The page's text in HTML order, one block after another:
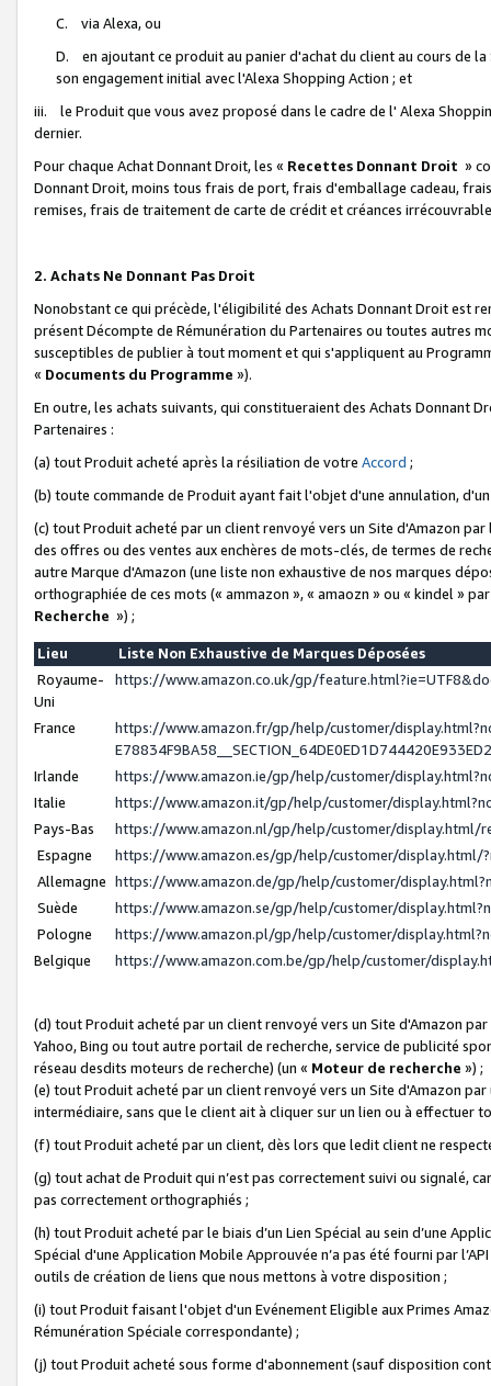
C. via Alexa, ou
D. en ajoutant ce produit au panier d'achat du client au cours de
son engagement initial avec l'Alexa Shopping Action ; et
iii. le Produit que vous avez proposé dans le cadre de l' Alexa
dernier.
Pour chaque Achat Donnant Droit, les « Recettes Donnant Droit »
Donnant Droit, moins tous frais de port, frais d'emballage cadeau,
remises, frais de traitement de carte de crédit et créances
2. Achats Ne Donnant Pas Droit
Nonobstant ce qui précède, l'éligibilité des Achats Donnant Droit est
présent Décompte de Rémunération du Partenaires ou toutes autres
susceptibles de publier à tout moment et qui s'appliquent au
« Documents du Programme »).
En outre, les achats suivants, qui constitueraient des Achats Donnant
Partenaires :
(a) tout Produit acheté après la résiliation de votre Accord ;
(b) toute commande de Produit ayant fait l'objet d'une annulation,
(c) tout Produit acheté par un client renvoyé vers un Site d'Amazon
des offres ou des ventes aux enchères de mots-clés, de termes de
autre Marque d'Amazon (une liste non exhaustive de nos marques
orthographiée de ces mots (« ammazon », « amaozn » ou « kindel »
Recherche ») ;
Lieu
Liste Non Exhaustive de Marques Déposées
Royaume-
Uni
https://www.amazon.co.uk/gp/
France
https://www.amazon.fr/gp/help/customer/
Irlande
https://www.amazon.ie/gp/help/customer/
Italie
https://www.amazon.it/gp/help/customer/
Pays-Bas
https://www.amazon.nl/gp/help/customer/display.html/
Espagne
https://www.amazon.es/gp/help/customer/display.html/
Allemagne https://www.amazon.de/gp/help/customer/
Suède
https://www.amazon.se/gp/help/customer/
Pologne
https://www.amazon.pl/gp/help/customer/
Belgique
https://www.amazon.com.be/gp/help/customer/
(d) tout Produit acheté par un client renvoyé vers un Site d'Amazon
Yahoo, Bing ou tout autre portail de recherche, service de publicité
réseau desdits moteurs de recherche) (un « Moteur de recherche ») ;
(e) tout Produit acheté par un client renvoyé vers un Site d'Amazon
intermédiaire, sans que le client ait à cliquer sur un lien ou à
(f) tout Produit acheté par un client, dès lors que ledit client ne
(g) tout achat de Produit qui n’est pas correctement suivi ou signalé,
pas correctement orthographiés ;
(h) tout Produit acheté par le biais d’un Lien Spécial au sein d’une
Spécial d'une Application Mobile Approuvée n’a pas été fourni par
outils de création de liens que nous mettons à votre disposition ;
(i) tout Produit faisant l'objet d'un Evénement Eligible aux Primes
Rémunération Spéciale correspondante) ;
(j) tout Produit acheté sous forme d'abonnement (sauf disposition